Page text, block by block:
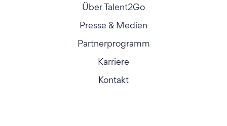
Über Talent2Go
Presse & Medien
Partnerprogramm
Karriere
Kontakt